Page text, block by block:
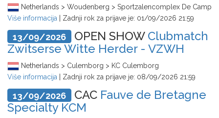
Netherlands > Woudenberg > Sportzalencomplex De Camp
Više informacija
| Zadnji rok za prijave je: 01/09/2026 21:59
13/09/2026 OPEN SHOW Clubmatch
Zwitserse Witte Herder - VZWH
Netherlands > Culemborg > KC Culemborg
Više informacija
| Zadnji rok za prijave je: 08/09/2026 21:59
13/09/2026 CAC Fauve de Bretagne
Specialty KCM